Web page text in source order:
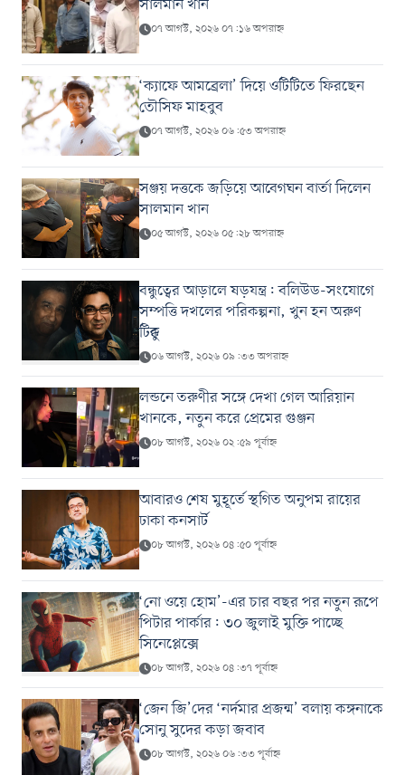
সালমান খান
০৭ আগস্ট, ২০২৬ ০৭:১৬ অপরাহ্ন
‘ক্যাফে আমব্রেলা’ দিয়ে ওটিটিতে ফিরছেন
তৌসিফ মাহবুব
০৭ আগস্ট, ২০২৬ ০৬:৫৩ অপরাহ্ন
সঞ্জয় দত্তকে জড়িয়ে আবেগঘন বার্তা দিলেন
সালমান খান
০৫ আগস্ট, ২০২৬ ০৫:২৮ অপরাহ্ন
বন্ধুত্বের আড়ালে ষড়যন্ত্র: বলিউড-সংযোগে
সম্পত্তি দখলের পরিকল্পনা, খুন হন অরুণ
টিক্কু
০৬ আগস্ট, ২০২৬ ০৯:৩৩ অপরাহ্ন
লন্ডনে তরুণীর সঙ্গে দেখা গেল আরিয়ান
খানকে, নতুন করে প্রেমের গুঞ্জন
০৮ আগস্ট, ২০২৬ ০২:৫৯ পূর্বাহ্ন
আবারও শেষ মুহূর্তে স্থগিত অনুপম রায়ের
ঢাকা কনসার্ট
০৮ আগস্ট, ২০২৬ ০৪:৫০ পূর্বাহ্ন
‘নো ওয়ে হোম’-এর চার বছর পর নতুন রূপে
পিটার পার্কার: ৩০ জুলাই মুক্তি পাচ্ছে
সিনেপ্লেক্সে
০৮ আগস্ট, ২০২৬ ০৪:৩৭ পূর্বাহ্ন
‘জেন জি’দের ‘নর্দমার প্রজন্ম’ বলায় কঙ্গনাকে
সোনু সুদের কড়া জবাব
০৮ আগস্ট, ২০২৬ ০৬:৩৩ পূর্বাহ্ন